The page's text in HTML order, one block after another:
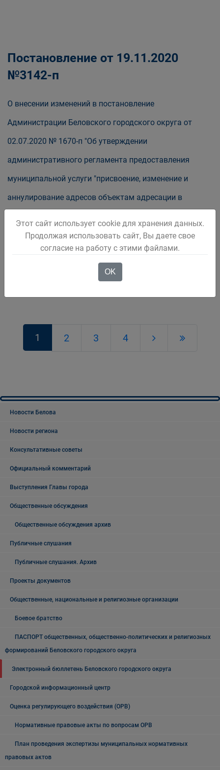
Постановление от 19.11.2020
№3142-п
О внесении изменений в постановление
Администрации Беловского городского округа от
02.07.2020 № 1670-п "Об утверждении
административного регламента предоставления
муниципальной услуги "присвоение, изменение и
аннулирование адресов объектам адресации в
округ Кемеровской области-Кузбасса""
1 2 3 4
Новости Белова
Новости региона
Консультативные советы
Официальный комментарий
Выступления Главы города
Общественные обсуждения
Общественные обсуждения архив
Публичные слушания
Публичные слушания. Архив
Проекты документов
Общественные, национальные и религиозные организации
Боевое братство
ПАСПОРТ общественных, общественно-политических и религиозных
формирований Беловского городского округа
Электронный бюллетень Беловского городского округа
Городской информационный центр
Оценка регулирующего воздействия (ОРВ)
Нормативные правовые акты по вопросам ОРВ
План проведения экспертизы муниципальных нормативных
правовых актов
Этот сайт использует cookie для хранения данных.
Продолжая использовать сайт, Вы даете свое
согласие на работу с этими файлами.
OK